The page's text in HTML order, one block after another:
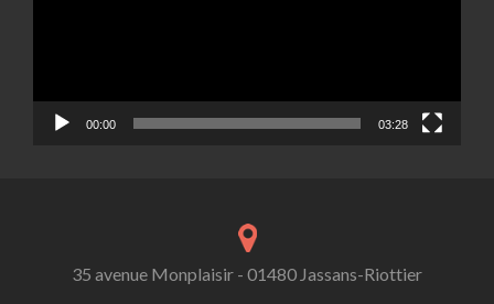
00:00 03:28
35 avenue Monplaisir - 01480 Jassans-Riottier